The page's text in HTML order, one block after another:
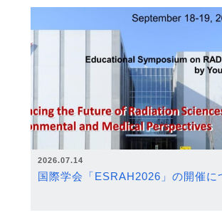
2026.07.14
国際学会「ESRAH2026」の開催に